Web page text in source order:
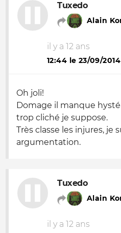
Tuxedo
Alain
il y a 12 ans
12:44 le 23/09/2014
Oh joli!
Domage il manque
trop cliché je suppose.
Très classe les injures, je
argumentation.
Tuxedo
Alain
il y a 12 ans